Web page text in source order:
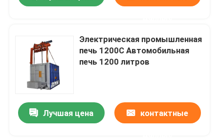
Электрическая промышленная
печь 1200C Автомобильная
печь 1200 литров
Лучшая цена контактные